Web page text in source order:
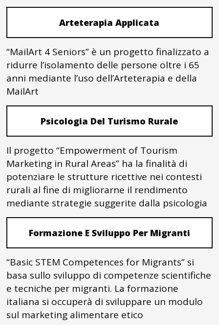
Arteterapia Applicata
“MailArt 4 Seniors” è un progetto finalizzato a
ridurre l’isolamento delle persone oltre i 65
anni mediante l’uso dell’Arteterapia e della
MailArt
Psicologia Del Turismo Rurale
Il progetto “Empowerment of Tourism
Marketing in Rural Areas” ha la finalità di
potenziare le strutture ricettive nei contesti
rurali al fine di migliorarne il rendimento
mediante strategie suggerite dalla psicologia
Formazione E Sviluppo Per Migranti
“Basic STEM Competences for Migrants” si
basa sullo sviluppo di competenze scientifiche
e tecniche per migranti. La formazione
italiana si occuperà di sviluppare un modulo
sul marketing alimentare etico